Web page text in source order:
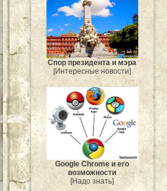
Спор президента и мэра
[Интересные новости]
Google Chrome и его
возможности
[Надо знать]